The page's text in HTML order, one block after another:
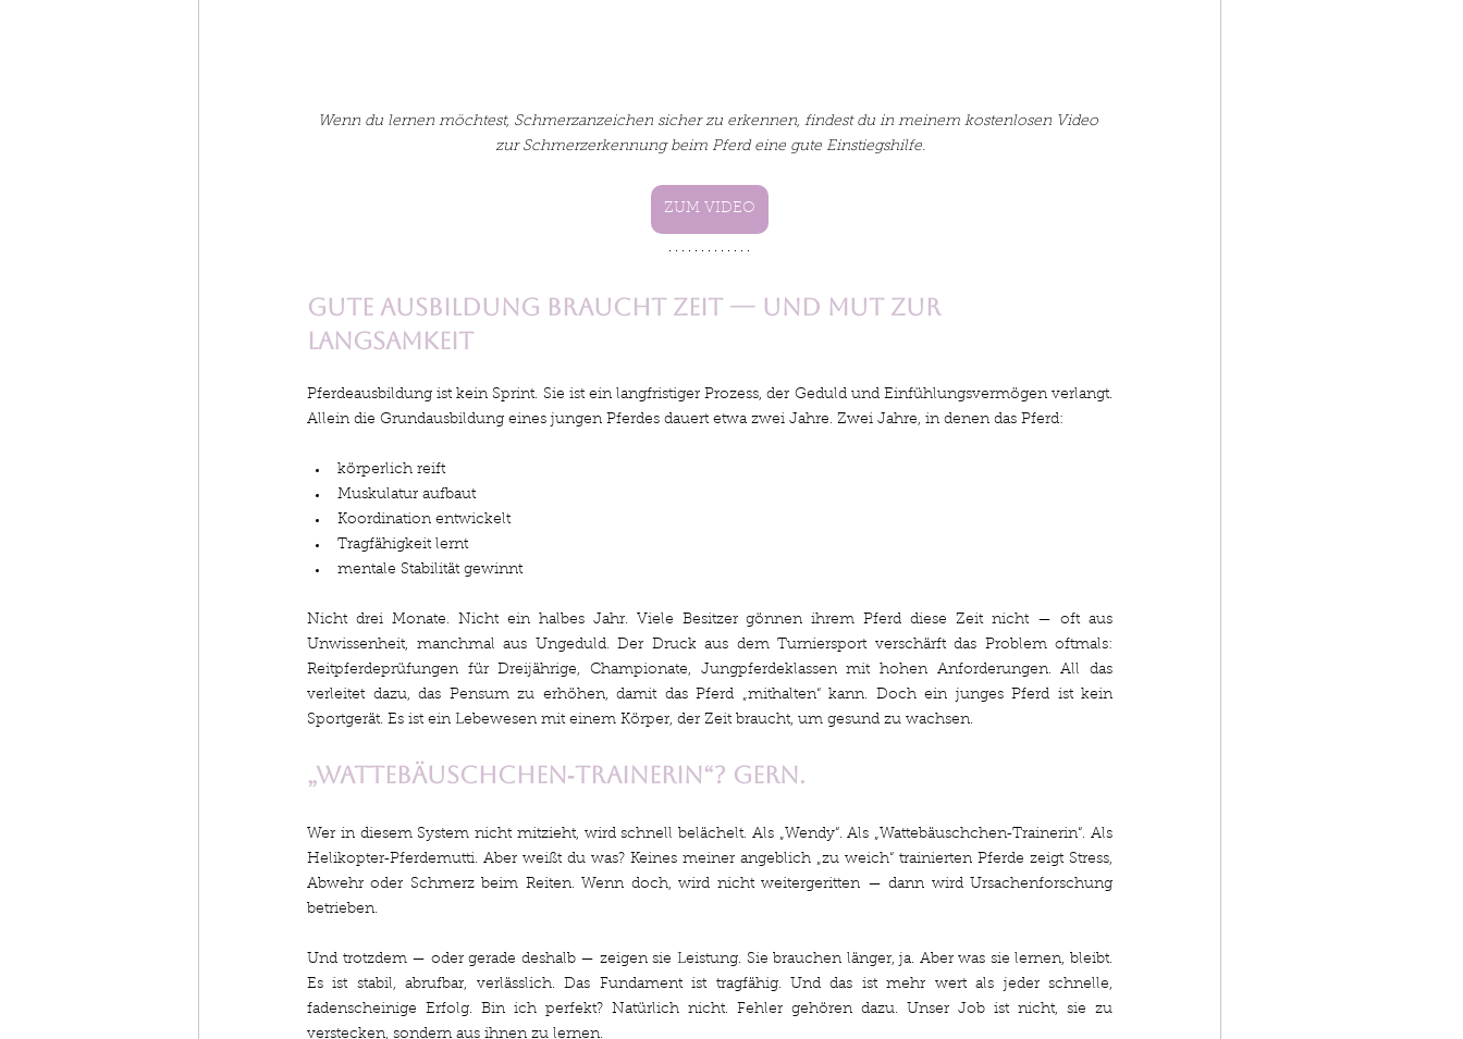
Wenn du lernen möchtest, Schmerzanzeichen sicher zu erkennen, findest du in meinem kostenlosen Video
zur Schmerzerkennung beim Pferd eine gute Einstiegshilfe.
ZUM VIDEO
Gute Ausbildung braucht Zeit — und Mut zur
Langsamkeit
Pferdeausbildung ist kein Sprint. Sie ist ein langfristiger Prozess, der Geduld und Einfühlungsvermögen verlangt.
Allein die Grundausbildung eines jungen Pferdes dauert etwa zwei Jahre. Zwei Jahre, in denen das Pferd:
körperlich reift
Muskulatur aufbaut
Koordination entwickelt
Tragfähigkeit lernt
mentale Stabilität gewinnt
Nicht drei Monate. Nicht ein halbes Jahr. Viele Besitzer gönnen ihrem Pferd diese Zeit nicht — oft aus
Unwissenheit, manchmal aus Ungeduld. Der Druck aus dem Turniersport verschärft das Problem oftmals:
Reitpferdeprüfungen für Dreijährige, Championate, Jungpferdeklassen mit hohen Anforderungen. All das
verleitet dazu, das Pensum zu erhöhen, damit das Pferd „mithalten“ kann. Doch ein junges Pferd ist kein
Sportgerät. Es ist ein Lebewesen mit einem Körper, der Zeit braucht, um gesund zu wachsen.
„Wattebäuschchen‑Trainerin“? Gern.
Wer in diesem System nicht mitzieht, wird schnell belächelt. Als „Wendy“. Als „Wattebäuschchen‑Trainerin“. Als
Helikopter‑Pferdemutti. Aber weißt du was? Keines meiner angeblich „zu weich“ trainierten Pferde zeigt Stress,
Abwehr oder Schmerz beim Reiten. Wenn doch, wird nicht weitergeritten — dann wird Ursachenforschung
betrieben.
Und trotzdem — oder gerade deshalb — zeigen sie Leistung. Sie brauchen länger, ja. Aber was sie lernen, bleibt.
Es ist stabil, abrufbar, verlässlich. Das Fundament ist tragfähig. Und das ist mehr wert als jeder schnelle,
fadenscheinige Erfolg. Bin ich perfekt? Natürlich nicht. Fehler gehören dazu. Unser Job ist nicht, sie zu
verstecken, sondern aus ihnen zu lernen.